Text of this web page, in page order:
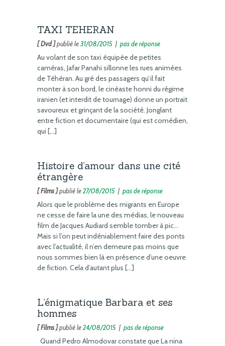
TAXI TEHERAN
[ Dvd ]publié le31/08/2015 | pas de réponse
Au volant de son taxi équipée de petites
caméras, Jafar Panahi sillonne les rues animées
de Téhéran. Au gré des passagers qu’il fait
monter à son bord, le cinéaste honni du régime
iranien (et interdit de tournage) donne un portrait
savoureux et grinçant de la société. Jonglant
entre fiction et documentaire (qui est comédien,
qui […]
Histoire d’amour dans une cité
étrangère
[ Films ]publié le27/08/2015 | pas de réponse
Alors que le problème des migrants en Europe
ne cesse de faire la une des médias, le nouveau
film de Jacques Audiard semble tomber à pic…
Mais si l’on peut indéniablement faire des ponts
avec l’actualité, il n’en demeure pas moins que
nous sommes bien là en présence d’une oeuvre
de fiction. Cela d’autant plus […]
L’énigmatique Barbara et ses
hommes
[ Films ]publié le24/08/2015 | pas de réponse
Quand Pedro Almodovar constate que La nina